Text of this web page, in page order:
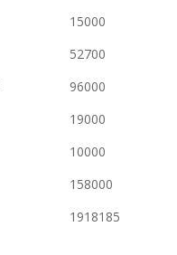
15000
52700
96000
19000
10000
158000
1918185